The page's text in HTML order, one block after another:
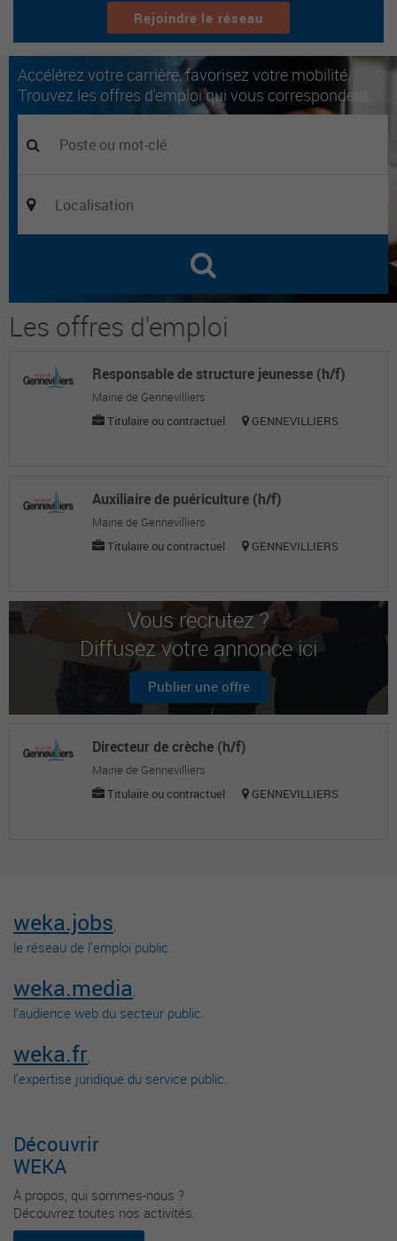
Rejoindre le réseau
Accélérez votre carrière, favorisez votre mobilité.
Trouvez les offres d'emploi qui vous correspondent.
Les offres d'emploi
Responsable de structure jeunesse (h/f)
Mairie de Gennevilliers
Titulaire ou contractuel
GENNEVILLIERS
Auxiliaire de puériculture (h/f)
Mairie de Gennevilliers
Titulaire ou contractuel
GENNEVILLIERS
Vous recrutez ?
Diffusez votre annonce ici
Publier une offre
Directeur de crèche (h/f)
Mairie de Gennevilliers
Titulaire ou contractuel
GENNEVILLIERS
weka.jobs,
le réseau de l’emploi public.
weka.media,
l’audience web du secteur public.
weka.fr,
l’expertise juridique du service public.
Découvrir
WEKA
À propos, qui sommes-nous ?
Découvrez toutes nos activités.